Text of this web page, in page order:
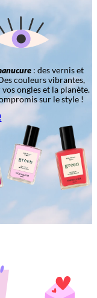
: des vernis et
couleurs vibrantes,
ongles et la planète.
sur le style !